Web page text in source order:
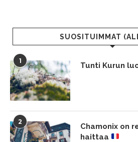
SUOSITUIMMAT
1
Tunti Kurun
2
Chamonix on
haittaa